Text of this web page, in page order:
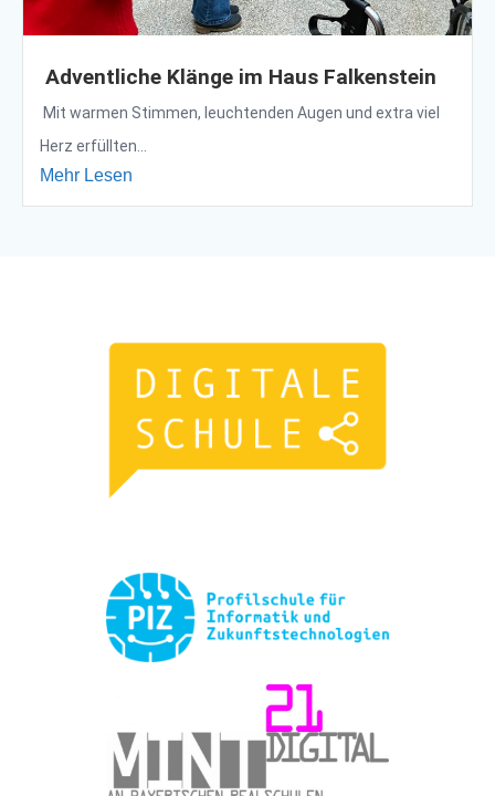
Adventliche Klänge im Haus Falkenstein
Mit warmen Stimmen, leuchtenden Augen und extra viel
Herz erfüllten...
Mehr Lesen